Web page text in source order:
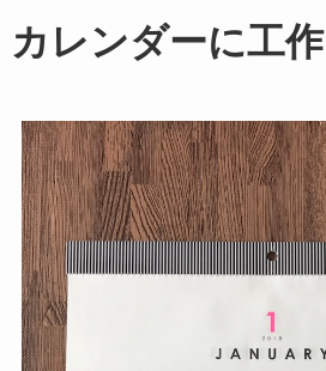
カレンダーに工作